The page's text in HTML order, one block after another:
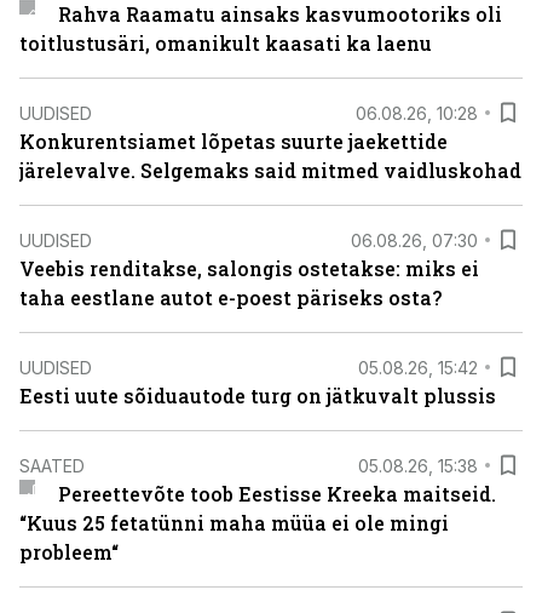
Rahva Raamatu ainsaks kasvumootoriks oli
toitlustusäri, omanikult kaasati ka laenu
UUDISED 06.08.26, 10:28
Konkurentsiamet lõpetas suurte jaekettide
järelevalve. Selgemaks said mitmed vaidluskohad
UUDISED 06.08.26, 07:30
Veebis renditakse, salongis ostetakse: miks ei
taha eestlane autot e-poest päriseks osta?
UUDISED 05.08.26, 15:42
Eesti uute sõiduautode turg on jätkuvalt plussis
SAATED 05.08.26, 15:38
Pereettevõte toob Eestisse Kreeka maitseid.
“Kuus 25 fetatünni maha müüa ei ole mingi
probleem“